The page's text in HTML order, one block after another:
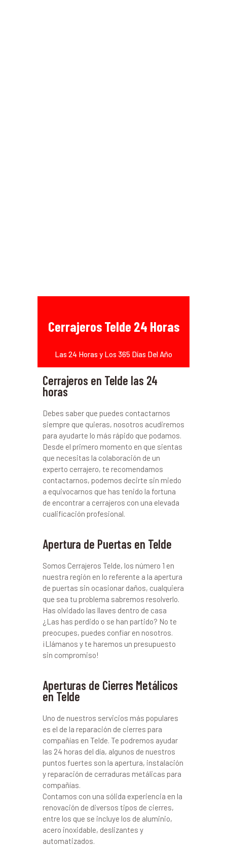
Cerrajeros Telde 24 Horas
Las 24 Horas y Los 365 Días Del Año
Cerrajeros en Telde las 24
horas
Debes saber que puedes contactarnos
siempre que quieras, nosotros acudiremos
para ayudarte lo más rápido que podamos.
Desde el primero momento en que sientas
que necesitas la colaboración de un
experto cerrajero, te recomendamos
contactarnos, podemos decirte sin miedo
a equivocarnos que has tenido la fortuna
de encontrar a cerrajeros con una elevada
cualificación profesional.
Apertura de Puertas en Telde
Somos Cerrajeros Telde, los número 1 en
nuestra región en lo referente a la apertura
de puertas sin ocasionar daños, cualquiera
que sea tu problema sabremos resolverlo.
Has olvidado las llaves dentro de casa
¿Las has perdido o se han partido? No te
preocupes, puedes confiar en nosotros.
¡Llámanos y te haremos un presupuesto
sin compromiso!
Aperturas de Cierres Metálicos
en Telde
Uno de nuestros servicios más populares
es el de la reparación de cierres para
compañías en Telde. Te podremos ayudar
las 24 horas del día, algunos de nuestros
puntos fuertes son la apertura, instalación
y reparación de cerraduras metálicas para
compañías.
Contamos con una sólida experiencia en la
renovación de diversos tipos de cierres,
entre los que se incluye los de aluminio,
acero inoxidable, deslizantes y
automatizados.